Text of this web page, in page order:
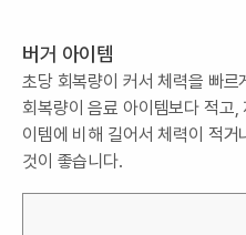
버거 아이템
초당 회복량이 커서 체력을 빠
회복량이 음료 아이템보다 적고
이템에 비해 길어서 체력이 적
것이 좋습니다.